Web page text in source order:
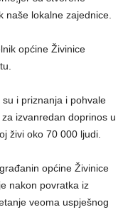
naše lokalne zajednice.
općine Živinice
i priznanja i pohvale
izvanredan doprinos u
živi oko 70 000 ljudi.
općine Živinice
nakon povratka iz
veoma uspješnog